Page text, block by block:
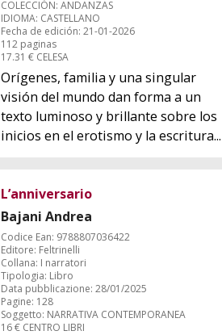
COLECCIÓN: ANDANZAS
IDIOMA: CASTELLANO
Fecha de edición: 21-01-2026
112 paginas
17.31 € CELESA
Orígenes, familia y una singular
visión del mundo dan forma a un
texto luminoso y brillante sobre los
inicios en el erotismo y la escritura...
L’anniversario
Bajani Andrea
Codice Ean: 9788807036422
Editore: Feltrinelli
Collana: I narratori
Tipologia: Libro
Data pubblicazione: 28/01/2025
Pagine: 128
Soggetto: NARRATIVA CONTEMPORANEA
16 € CENTRO LIBRI